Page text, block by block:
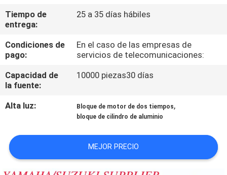
ÉNTRENOS
EN
CONTACTO
NOTICIAS
PIDA
UNA
CITA
Tiempo de
entrega:
25 a 35 días hábiles
Condiciones de
pago:
En el caso de las empresas de
servicios de telecomunicaciones:
Capacidad de
la fuente:
10000 piezas30 días
Alta luz: Bloque de motor de dos tiempos,
bloque de cilindro de aluminio
MEJOR PRECIO